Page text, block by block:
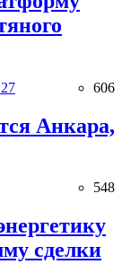
606
Анкара,
548
сделки